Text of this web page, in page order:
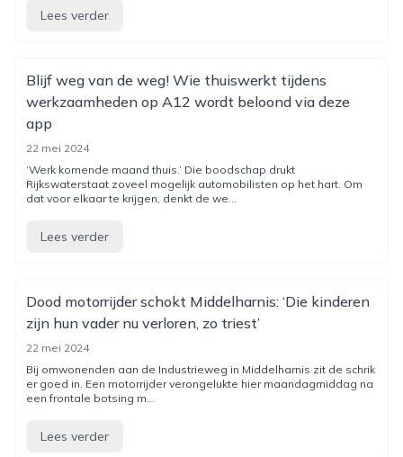
Lees verder
Blijf weg van de weg! Wie thuiswerkt tijdens
werkzaamheden op A12 wordt beloond via deze
app
22 mei 2024
‘Werk komende maand thuis.’ Die boodschap drukt
Rijkswaterstaat zoveel mogelijk automobilisten op het hart. Om
dat voor elkaar te krijgen, denkt de we...
Lees verder
Dood motorrijder schokt Middelharnis: ‘Die kinderen
zijn hun vader nu verloren, zo triest’
22 mei 2024
Bij omwonenden aan de Industrieweg in Middelharnis zit de schrik
er goed in. Een motorrijder verongelukte hier maandagmiddag na
een frontale botsing m...
Lees verder